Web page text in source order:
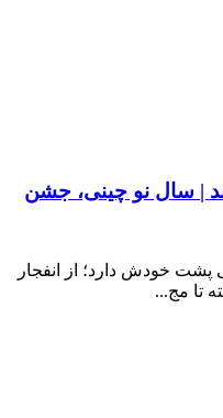
| سال نو چینی، جشن
پشت خودش دارد؛ از انفجار
تا مج...